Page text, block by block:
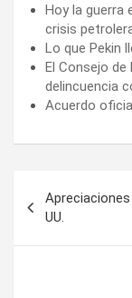
Hoy la guerra
crisis
Lo que Pekin
El Consejo
delincuencia
Acuerdo
de
entradas
UU.